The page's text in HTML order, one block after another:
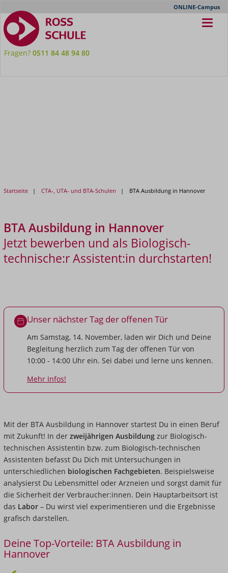
Nav
ONLINE-Campus
Fragen? 0511 84 48 94 80
Startseite CTA-, UTA- und BTA-Schulen BTA Ausbildung in Hannover
BTA Ausbildung in Hannover
Jetzt bewerben und als Biologisch-
technische:r Assistent:in durchstarten!
Mit der BTA Ausbildung in Hannover startest Du in einen Beruf
mit Zukunft! In der zweijährigen Ausbildung zur Biologisch-
technischen Assistentin bzw. zum Biologisch-technischen
Assistenten befasst Du Dich mit Untersuchungen in
unterschiedlichen biologischen Fachgebieten. Beispielsweise
analysierst Du Lebensmittel oder Arzneien und sorgst damit für
die Sicherheit der Verbraucher:innen. Dein Hauptarbeitsort ist
das Labor – Du wirst viel experimentieren und die Ergebnisse
grafisch darstellen.
Deine Top-Vorteile: BTA Ausbildung in
Hannover
Unser nächster Tag der offenen Tür
Am Samstag, 14. November, laden wir Dich und Deine
Begleitung herzlich zum Tag der offenen Tür von
10:00 - 14:00 Uhr ein. Sei dabei und lerne uns kennen.
Mehr Infos!